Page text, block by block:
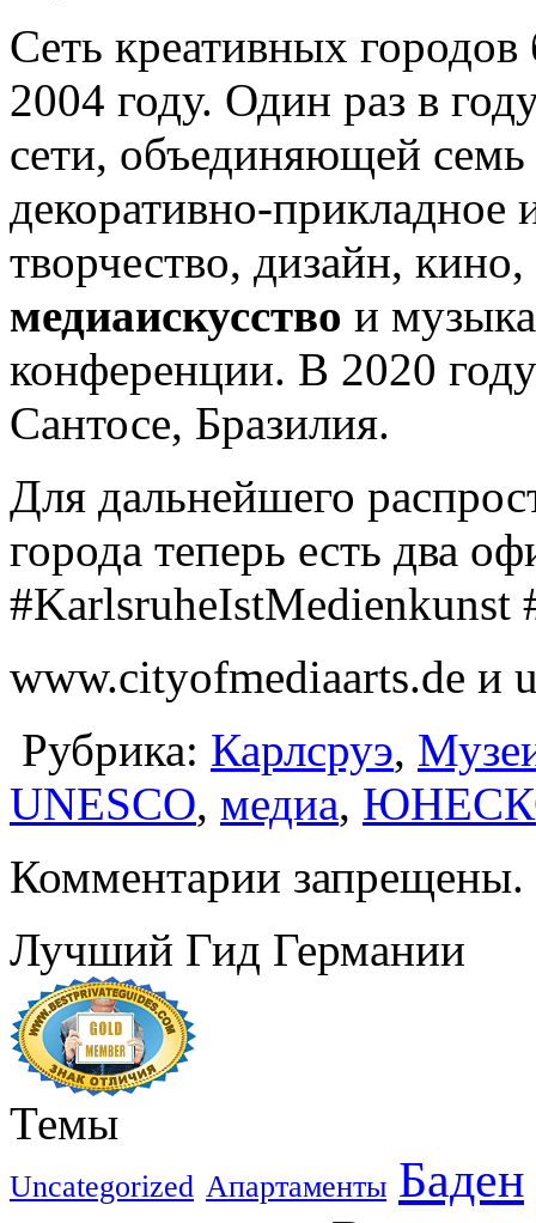
Сеть креативных
2004 году. Один раз в
сети, объединяющей семь
декоративно-прикладное
творчество, дизайн,
медиаискусство и
конференции. В 2020 году
Сантосе, Бразилия.
Для дальнейшего
города теперь есть два
#KarlsruheIstMedienkunst
www.cityofmediaarts.de и
Рубрика: Карлсруэ,
UNESCO, медиа,
Комментарии запрещены.
Лучший Гид Германии
Темы
Uncategorized Апартаменты Баден